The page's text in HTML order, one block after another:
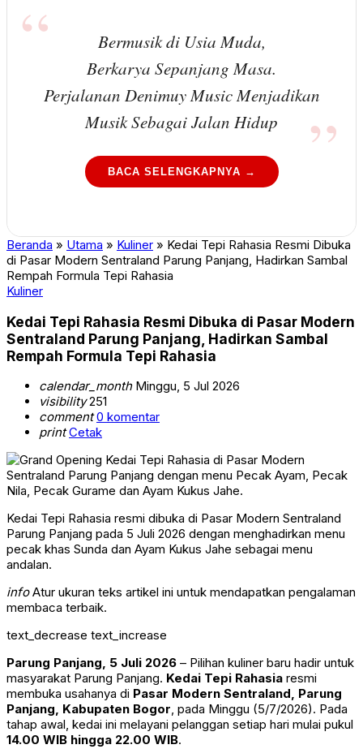
Bermusik di Usia Muda,
Berkarya Sepanjang Masa.
Perjalanan Denimuy Music Menjadikan
Musik Sebagai Jalan Hidup
BACA SELENGKAPNYA →
Beranda » Utama » Kuliner » Kedai Tepi Rahasia Resmi Dibuka
di Pasar Modern Sentraland Parung Panjang, Hadirkan Sambal
Rempah Formula Tepi Rahasia
Kuliner
Kedai Tepi Rahasia Resmi Dibuka di Pasar Modern
Sentraland Parung Panjang, Hadirkan Sambal
Rempah Formula Tepi Rahasia
calendar_monthMinggu, 5 Jul 2026
visibility251
comment 0 komentar
print Cetak
Kedai Tepi Rahasia resmi dibuka di Pasar Modern Sentraland
Parung Panjang pada 5 Juli 2026 dengan menghadirkan menu
pecak khas Sunda dan Ayam Kukus Jahe sebagai menu
andalan.
infoAtur ukuran teks artikel ini untuk mendapatkan pengalaman
membaca terbaik.
text_decrease text_increase
Parung Panjang, 5 Juli 2026 – Pilihan kuliner baru hadir untuk
masyarakat Parung Panjang. Kedai Tepi Rahasia resmi
membuka usahanya di Pasar Modern Sentraland, Parung
Panjang, Kabupaten Bogor, pada Minggu (5/7/2026). Pada
tahap awal, kedai ini melayani pelanggan setiap hari mulai pukul
14.00 WIB hingga 22.00 WIB.